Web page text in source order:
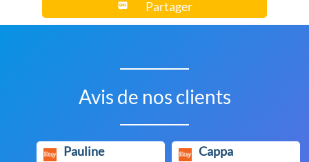
Partager
Avis de nos clients
Pauline
Cappa